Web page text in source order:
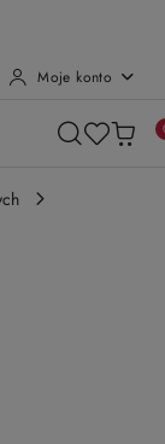
Moje konto